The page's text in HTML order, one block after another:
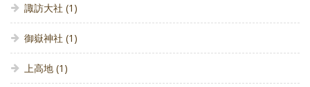
諏訪大社 (1)
御嶽神社 (1)
上高地 (1)